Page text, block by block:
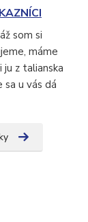
som si
máme
ju z talianska
sa u vás dá